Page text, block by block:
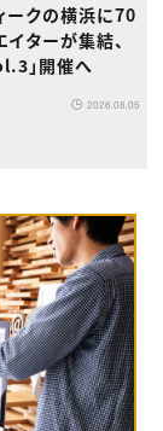
ークの横浜に70
ターが集結、
」開催へ
2026.08.05